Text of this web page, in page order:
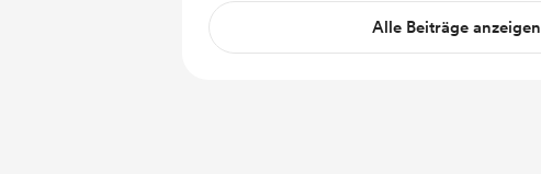
Alle Beiträge anzeigen